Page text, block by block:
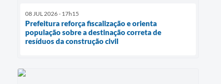
08 JUL 2026 - 17h15
Prefeitura reforça fiscalização e orienta
população sobre a destinação correta de
resíduos da construção civil